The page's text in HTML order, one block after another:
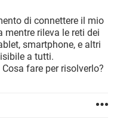
10
di connettere il mio
mentre rileva le reti dei
smartphone, e altri
a tutti.
fare per risolverlo?